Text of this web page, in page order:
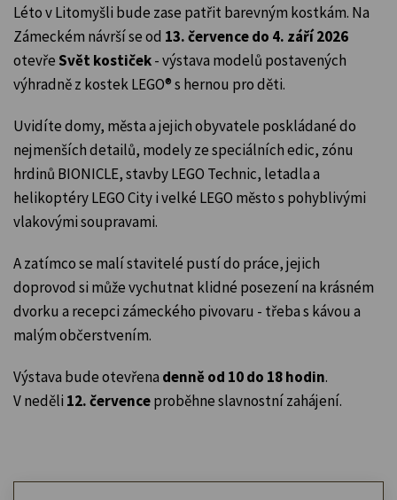
Léto v Litomyšli bude zase patřit barevným kostkám. Na
Zámeckém návrší se od 13. července do 4. září 2026
otevřeSvět kostiček- výstava modelů postavených
výhradně z kostek LEGO® s hernou pro děti.
Uvidíte domy, města a jejich obyvatele poskládané do
nejmenších detailů, modely ze speciálních edic, zónu
hrdinů BIONICLE, stavby LEGO Technic, letadla a
helikoptéry LEGO City i velké LEGO město s pohyblivými
vlakovými soupravami.
A zatímco se malí stavitelé pustí do práce, jejich
doprovod si může vychutnat klidné posezení na krásném
dvorku a recepci zámeckého pivovaru - třeba s kávou a
malým občerstvením.
Výstava bude otevřena denně od 10 do 18 hodin.
V neděli 12. červenceproběhne slavnostní zahájení.